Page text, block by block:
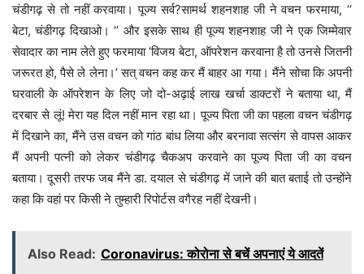
चंडीगढ़ से तो नहीं करवाया। पूज्य सर्व?सामर्थ शहनशाह जी ने वचन फरमाया, ‘‘
बेटा, चंडीगढ़ दिखाओ। ’’ और इसके साथ ही पूज्य शहनशाह जी ने एक जिम्मेवार
सेवादार का नाम लेते हुए फरमाया ‘विजय बेटा, ऑपरेशन करवाना है तो उनसे जितनी
जरूरत हो, पैसे ले लेना।’ सत् वचन कह कर मैं बाहर आ गया। मैंने सोचा कि अपनी
घरवाली के ऑपरेशन के लिए जो दो-अढ़ाई लाख खर्चा डाक्टरों ने बताया था, मैं
दरबार से लूं! मेरा यह दिल नहीं मान रहा था। पूज्य पिता जी का पहला वचन चंडीगढ़
में दिखाने का, मैंने उस वचन को गांठ बांध लिया और बरनावा सत्संग से वापस आकर
मैं अपनी पत्नी को लेकर चंडीगढ़ चैकअप करवाने का पूज्य पिता जी का वचन
बताया। दूसरी तरफ जब मैंने डा. दयाल से चंडीगढ़ में जाने की बात बताई तो उन्होंने
कहा कि वहां पर किसी ने तुम्हारी रिपोर्टस वगैरह नहीं देखनी।
Also Read: Coronavirus: कोरोना से बचें अपनाएं ये आदतें